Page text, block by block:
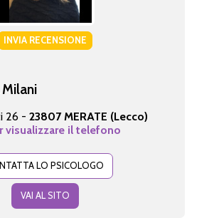
INVIA RECENSIONE
26 - 23807 MERATE (Lecco)
visualizzare il telefono
LO PSICOLOGO
VAI AL SITO